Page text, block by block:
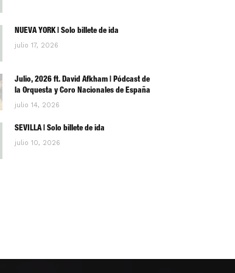
NUEVA YORK | Solo billete de ida
julio 17, 2026
Julio, 2026 ft. David Afkham | Pódcast de
la Orquesta y Coro Nacionales de España
julio 14, 2026
SEVILLA | Solo billete de ida
julio 10, 2026